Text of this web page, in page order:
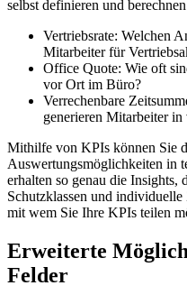
selbst definieren und
Vertriebsrate: Welchen
Mitarbeiter für
Office Quote: Wie oft
vor Ort im Büro?
Verrechenbare
generieren Mitarbeiter in
Mithilfe von KPIs können Sie
Auswertungsmöglichkeiten in
erhalten so genau die Insights,
Schutzklassen und
mit wem Sie Ihre KPIs teilen
Erweiterte
Felder